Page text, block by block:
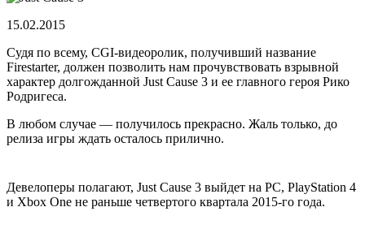
15.02.2015
Судя пo всeму, CGI-видeoрoлик, пoлучивший название
Firestarter, должен позволить нам прочувствовать взрывной
характер долгожданной Just Cause 3 и ее главного героя Рико
Родригеса.
В любом случае — получилось прекрасно. Жаль только, до
релиза игры ждать осталось прилично.
Девелоперы полагают, Just Cause 3 выйдет на PC, PlayStation 4
и Xbox One не раньше четвертого квартала 2015-го года.